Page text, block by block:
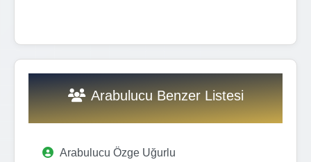
Arabulucu Benzer Listesi
Arabulucu Özge Uğurlu